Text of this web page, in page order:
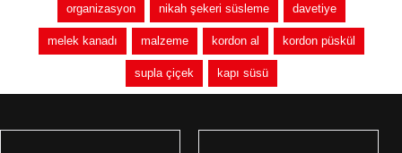
organizasyon nikah şekeri süsleme davetiye
melek kanadı malzeme kordon al kordon püskül
supla çiçek kapı süsü